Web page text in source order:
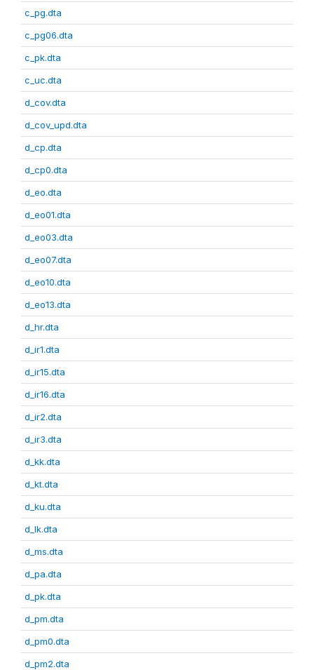
c_pg.dta
c_pg06.dta
c_pk.dta
c_uc.dta
d_cov.dta
d_cov_upd.dta
d_cp.dta
d_cp0.dta
d_eo.dta
d_eo01.dta
d_eo03.dta
d_eo07.dta
d_eo10.dta
d_eo13.dta
d_hr.dta
d_ir1.dta
d_ir15.dta
d_ir16.dta
d_ir2.dta
d_ir3.dta
d_kk.dta
d_kt.dta
d_ku.dta
d_lk.dta
d_ms.dta
d_pa.dta
d_pk.dta
d_pm.dta
d_pm0.dta
d_pm2.dta